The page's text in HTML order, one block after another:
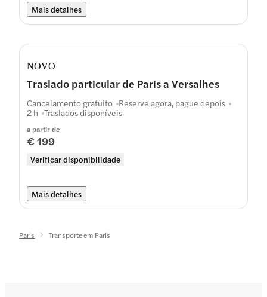
Mais detalhes
NOVO
Traslado particular de Paris a Versalhes
a partir de
€ 199
Verificar disponibilidade
Cancelamento gratuito Reserve agora, pague depois
2 h Traslados disponíveis
Mais detalhes
Paris Transporte em Paris